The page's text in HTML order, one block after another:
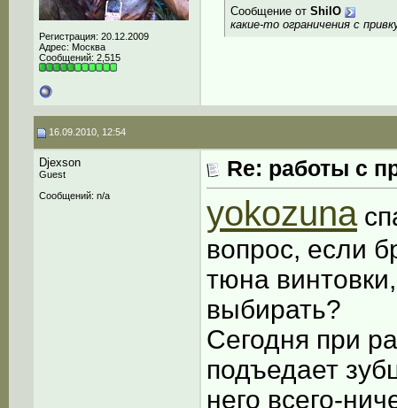
Регистрация: 20.12.2009
Адрес: Москва
Сообщений: 2,515
Сообщение от ShilO
какие-то ограничения с
16.09.2010, 12:54
Djexson
Guest
Сообщений: n/a
Re: работы с
yokozuna
вопрос, если
тюна
выбирать?
Сегодня при
подъедает
него всего-